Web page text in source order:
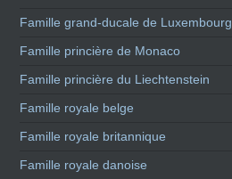
Famille grand-ducale de Luxembourg
Famille princière de Monaco
Famille princière du Liechtenstein
Famille royale belge
Famille royale britannique
Famille royale danoise